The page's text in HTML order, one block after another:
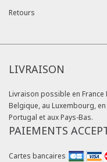
Retours
LIVRAISON
Livraison possible en France
Belgique, au Luxembourg,
Portugal et aux Pays-Bas.
PAIEMENTS
Cartes bancaires